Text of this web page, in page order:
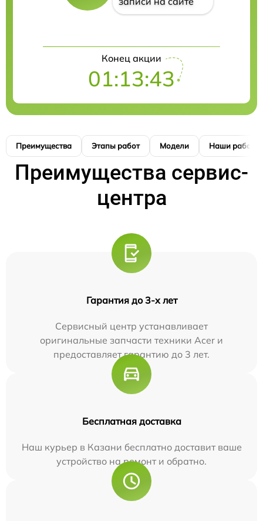
Конец акции
01:13:42
Преимущества Этапы работ Модели Наши работы
Преимущества сервис-
центра
Гарантия до 3-х лет
Сервисный центр устанавливает
оригинальные запчасти техники Acer и
предоставляет гарантию до 3 лет.
Бесплатная доставка
Наш курьер в Казани бесплатно доставит ваше
устройство на ремонт и обратно.